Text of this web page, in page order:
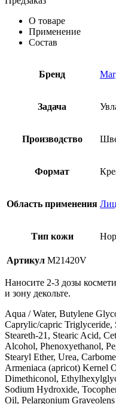
О товаре
Применение
Состав
Бренд
Задача
Производство
Формат
Область применения
Тип кожи
Артикул M21420V
Наносите 2-3 дозы
и зону декольте.
Aqua / Water, Butylene
Caprylic/capric Triglyceride,
Steareth-21, Stearic Acid,
Alcohol, Phenoxyethanol,
Stearyl Ether, Urea,
Armeniaca (apricot) Kernel
Dimethiconol,
Sodium Hydroxide,
Oil, Pelargonium